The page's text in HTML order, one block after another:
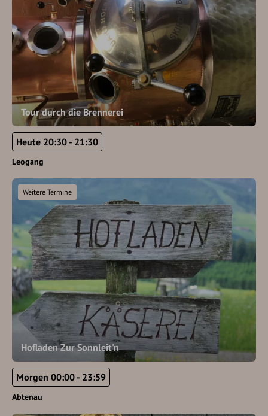
Tour durch die Brennerei
Heute 20:30 - 21:30
Leogang
Hofladen Zur Sonnleit'n
Weitere Termine
Morgen 00:00 - 23:59
Abtenau